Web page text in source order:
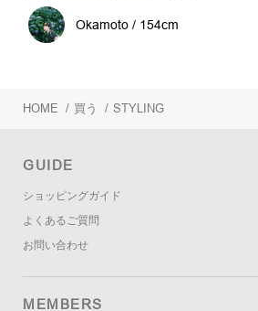
Okamoto / 154cm
HOME / 買う / STYLING
GUIDE
ショッピングガイド
よくあるご質問
お問い合わせ
MEMBERS